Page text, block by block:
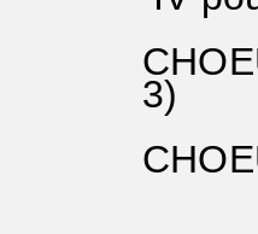
3)
qui